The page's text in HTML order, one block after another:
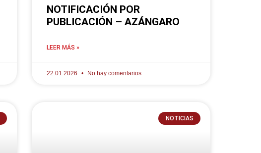
NOTIFICACIÓN POR
PUBLICACIÓN – AZÁNGARO
LEER MÁS »
22.01.2026 No hay comentarios
NOTICIAS